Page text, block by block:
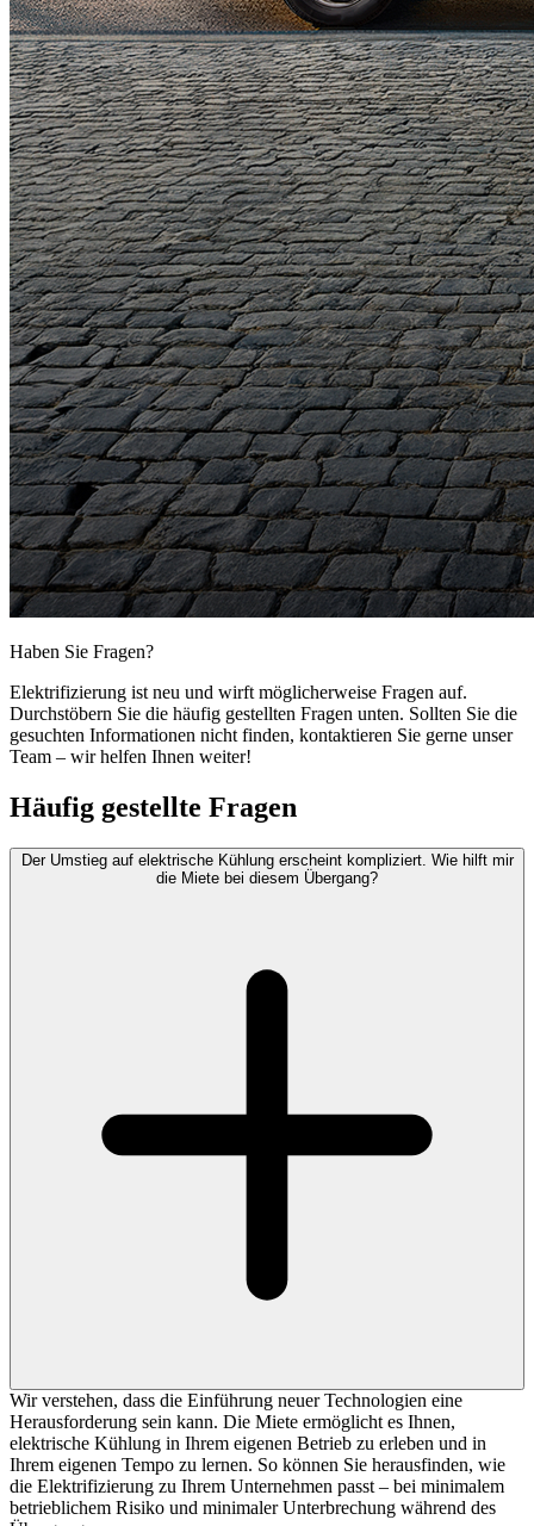
Haben Sie Fragen?
Elektrifizierung ist neu und wirft möglicherweise Fragen auf.
Durchstöbern Sie die häufig gestellten Fragen unten. Sollten Sie die
gesuchten Informationen nicht finden, kontaktieren Sie gerne unser
Team – wir helfen Ihnen weiter!
Häufig gestellte Fragen
Der Umstieg auf elektrische Kühlung erscheint kompliziert. Wie hilft mir
die Miete bei diesem Übergang?
Wir verstehen, dass die Einführung neuer Technologien eine
Herausforderung sein kann. Die Miete ermöglicht es Ihnen,
elektrische Kühlung in Ihrem eigenen Betrieb zu erleben und in
Ihrem eigenen Tempo zu lernen. So können Sie herausfinden, wie
die Elektrifizierung zu Ihrem Unternehmen passt – bei minimalem
betrieblichem Risiko und minimaler Unterbrechung während des